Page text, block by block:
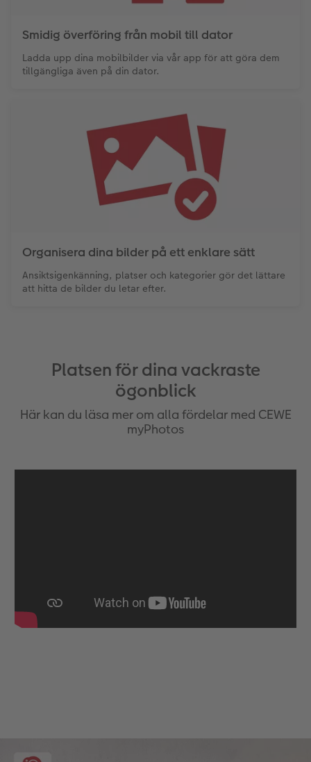
Smidig överföring från mobil till dator
Ladda upp dina mobilbilder via vår app för att göra dem
tillgängliga även på din dator.
Organisera dina bilder på ett enklare sätt
Ansiktsigenkänning, platser och kategorier gör det lättare
att hitta de bilder du letar efter.
Platsen för dina vackraste
ögonblick
Här kan du läsa mer om alla fördelar med CEWE
myPhotos